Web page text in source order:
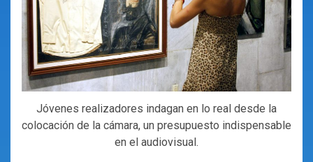
Jóvenes realizadores indagan en lo real desde la
colocación de la cámara, un presupuesto indispensable
en el audiovisual.